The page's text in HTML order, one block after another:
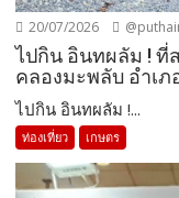
20/07/2026
ไปกิน อินทผลัม ! ที่
คลองมะพลับ อำเ
ไปกิน อินทผลัม !...
ท่องเที่ยว เกษตร